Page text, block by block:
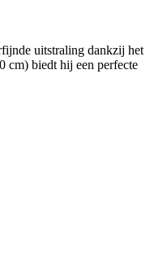
uitstraling dankzij het
cm) biedt hij een perfecte